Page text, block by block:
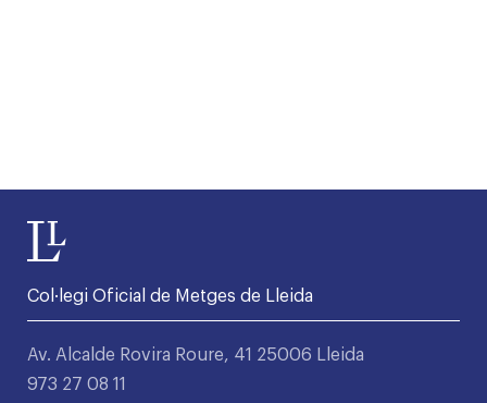
Col·legi Oficial de Metges de Lleida
Av. Alcalde Rovira Roure, 41 25006 Lleida
973 27 08 11